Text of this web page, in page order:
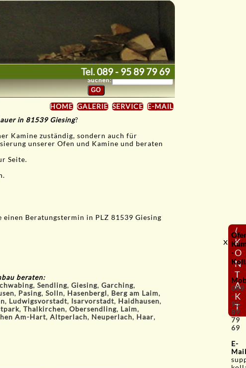
Suchen:
Tel.089 - 95 89 79 69
in 81539 Giesing?
Kamine zuständig, sondern auch für
unserer Ofen und Kamine und beraten
Seite.
einen Beratungstermin in PLZ 81539 Giesing
beraten:
, Sendling, Giesing, Garching,
, Pasing, Solln, Hasenbergl, Berg am Laim,
, Ludwigsvorstadt, Isarvorstadt, Haidhausen,
, Thalkirchen, Obersendling, Laim,
Am-Hart, Altperlach, Neuperlach, Haar,
HOME GALERIE SERVICE E-MAIL
⟨
K
O
N
T
A
K
T
-
089
-
95
89
79
69
E-
x